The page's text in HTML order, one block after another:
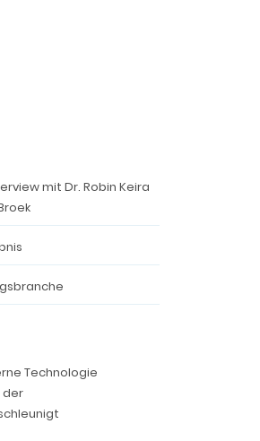
mit Dr. Robin Keira
Technologie
der